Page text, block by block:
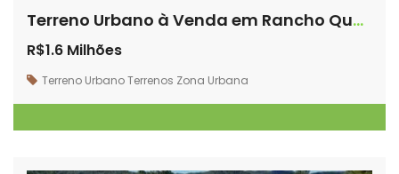
Terreno Urbano à Venda em Rancho Queimado – Oportunidade Única!
R$1.6 Milhões
Terreno UrbanoTerrenos Zona Urbana